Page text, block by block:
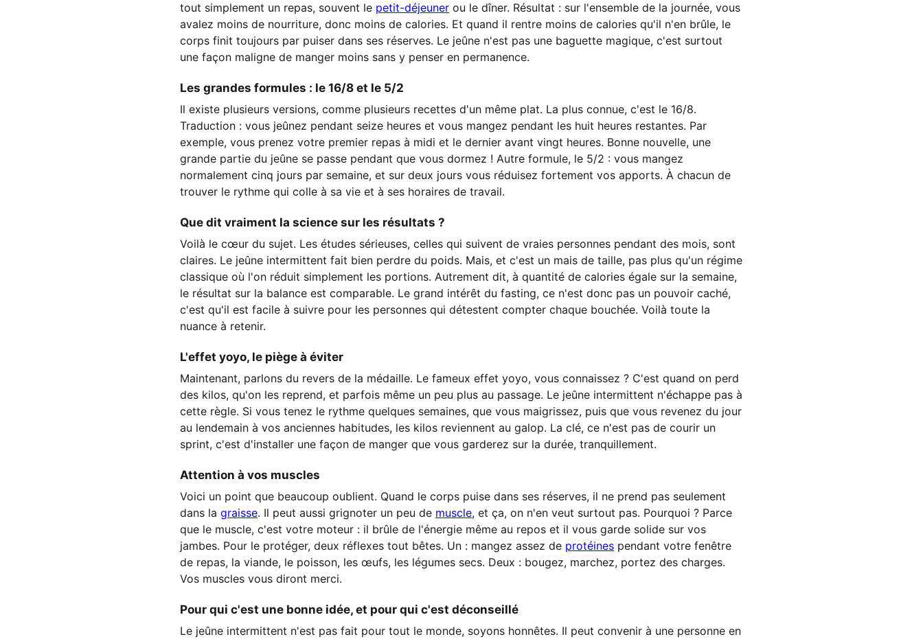
tout simplement un repas, souvent le petit-déjeuner ou le dîner. Résultat : sur l'ensemble de la journée, vous
avalez moins de nourriture, donc moins de calories. Et quand il rentre moins de calories qu'il n'en brûle, le
corps finit toujours par puiser dans ses réserves. Le jeûne n'est pas une baguette magique, c'est surtout
une façon maligne de manger moins sans y penser en permanence.
Les grandes formules : le 16/8 et le 5/2
Il existe plusieurs versions, comme plusieurs recettes d'un même plat. La plus connue, c'est le 16/8.
Traduction : vous jeûnez pendant seize heures et vous mangez pendant les huit heures restantes. Par
exemple, vous prenez votre premier repas à midi et le dernier avant vingt heures. Bonne nouvelle, une
grande partie du jeûne se passe pendant que vous dormez ! Autre formule, le 5/2 : vous mangez
normalement cinq jours par semaine, et sur deux jours vous réduisez fortement vos apports. À chacun de
trouver le rythme qui colle à sa vie et à ses horaires de travail.
Que dit vraiment la science sur les résultats ?
Voilà le cœur du sujet. Les études sérieuses, celles qui suivent de vraies personnes pendant des mois, sont
claires. Le jeûne intermittent fait bien perdre du poids. Mais, et c'est un mais de taille, pas plus qu'un régime
classique où l'on réduit simplement les portions. Autrement dit, à quantité de calories égale sur la semaine,
le résultat sur la balance est comparable. Le grand intérêt du fasting, ce n'est donc pas un pouvoir caché,
c'est qu'il est facile à suivre pour les personnes qui détestent compter chaque bouchée. Voilà toute la
nuance à retenir.
L'effet yoyo, le piège à éviter
Maintenant, parlons du revers de la médaille. Le fameux effet yoyo, vous connaissez ? C'est quand on perd
des kilos, qu'on les reprend, et parfois même un peu plus au passage. Le jeûne intermittent n'échappe pas à
cette règle. Si vous tenez le rythme quelques semaines, que vous maigrissez, puis que vous revenez du jour
au lendemain à vos anciennes habitudes, les kilos reviennent au galop. La clé, ce n'est pas de courir un
sprint, c'est d'installer une façon de manger que vous garderez sur la durée, tranquillement.
Attention à vos muscles
Voici un point que beaucoup oublient. Quand le corps puise dans ses réserves, il ne prend pas seulement
dans la graisse. Il peut aussi grignoter un peu de muscle, et ça, on n'en veut surtout pas. Pourquoi ? Parce
que le muscle, c'est votre moteur : il brûle de l'énergie même au repos et il vous garde solide sur vos
jambes. Pour le protéger, deux réflexes tout bêtes. Un : mangez assez de protéines pendant votre fenêtre
de repas, la viande, le poisson, les œufs, les légumes secs. Deux : bougez, marchez, portez des charges.
Vos muscles vous diront merci.
Pour qui c'est une bonne idée, et pour qui c'est déconseillé
Le jeûne intermittent n'est pas fait pour tout le monde, soyons honnêtes. Il peut convenir à une personne en